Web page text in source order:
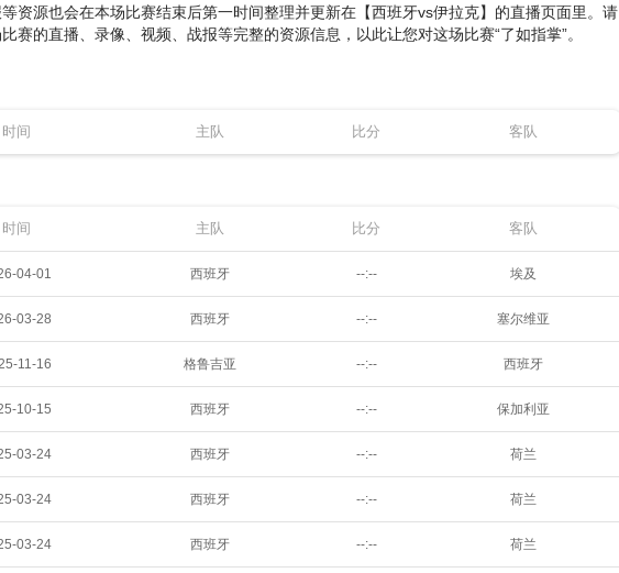
资源也会在本场比赛结束后第一时间整理并更新在【西班牙vs伊拉克】的直播页面里。请
赛的直播、录像、视频、战报等完整的资源信息，以此让您对这场比赛“了如指掌”。
时间 主队 比分 客队
时间 主队 比分 客队
04-01 西班牙 --:-- 埃及
03-28 西班牙 --:-- 塞尔维亚
11-16 格鲁吉亚 --:-- 西班牙
10-15 西班牙 --:-- 保加利亚
03-24 西班牙 --:-- 荷兰
03-24 西班牙 --:-- 荷兰
03-24 西班牙 --:-- 荷兰